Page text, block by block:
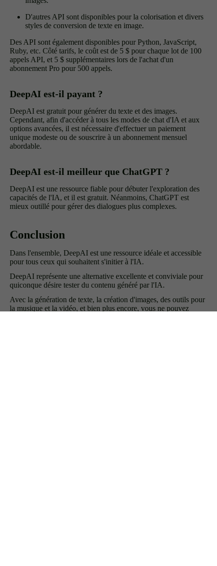
D'autres API sont disponibles pour la colorisation et divers
styles de conversion de texte en image.
Des API sont également disponibles pour Python, JavaScript,
Ruby, etc. Côté tarifs, le coût est de 5 $ pour chaque lot de 100
appels API, et 5 $ supplémentaires lors de l'achat d'un
abonnement Pro pour 500 appels.
DeepAI est-il payant ?
DeepAI est gratuit pour générer du texte et des images.
Cependant, afin d'accéder à tous les modes de chat d'IA et aux
options avancées, il est nécessaire d'effectuer un paiement
unique modeste ou de souscrire à un abonnement mensuel
abordable.
DeepAI est-il meilleur que ChatGPT ?
DeepAI est une ressource fiable pour débuter l'exploration des
capacités de l'IA, et il est gratuit. Néanmoins, ChatGPT est
mieux outillé pour gérer des dialogues plus complexes.
Conclusion
Dans l'ensemble, DeepAI est une ressource idéale et accessible
pour tous ceux qui souhaitent s'initier à l'IA.
DeepAI représente une alternative excellente et conviviale pour
quiconque désire tester du contenu généré par l'IA.
Avec la génération de texte, la création d'images, des outils pour
la musique et la vidéo, et bien plus encore, vous ne pouvez